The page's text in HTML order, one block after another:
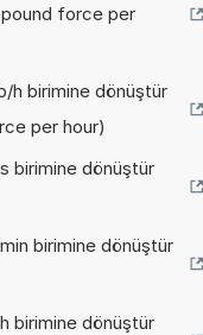
force per
h birimine dönüştür
per hour)
birimine dönüştür
birimine dönüştür
birimine dönüştür